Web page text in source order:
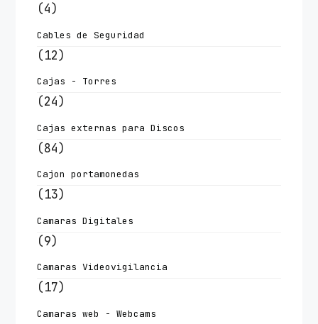
(4)
Cables de Seguridad
(12)
Cajas - Torres
(24)
Cajas externas para Discos
(84)
Cajon portamonedas
(13)
Camaras Digitales
(9)
Camaras Videovigilancia
(17)
Camaras web - Webcams